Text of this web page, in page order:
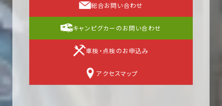
総合お問い合わせ
キャンピグカーのお問い合わせ
車検・点検のお申込み
アクセスマップ